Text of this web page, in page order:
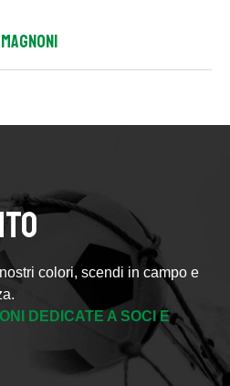
colori, scendi in campo e
DEDICATE A SOCI E